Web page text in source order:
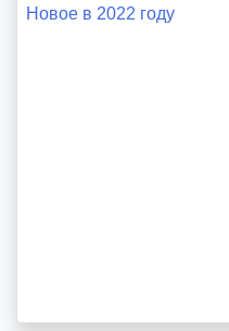
Навигация
Новое в 2022 году